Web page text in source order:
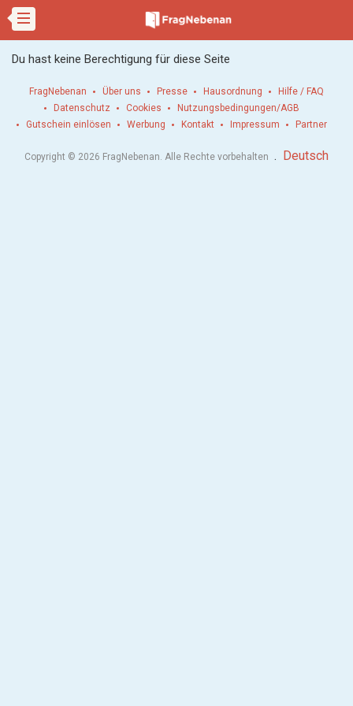
Du hast keine Berechtigung für diese Seite
FragNebenan Über uns Presse Hausordnung
Hilfe / FAQ
Datenschutz
Cookies
Nutzungsbedingungen/AGB
Gutschein einlösen
Werbung Kontakt Impressum Partner
Copyright © 2026 FragNebenan. Alle Rechte vorbehalten . Deutsch